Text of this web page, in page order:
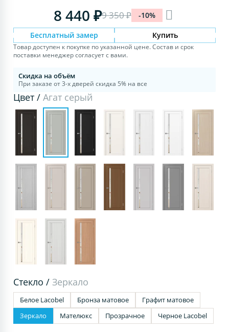
8 440 ₽9 350 ₽ -10%
Бесплатный замер Купить
Товар доступен к покупке по указанной цене. Состав и срок
поставки менеджер согласует с вами.
Скидка на объём
При заказе от 3-х дверей скидка 5% на все
Цвет /Агат серый
Стекло /Зеркало
Белое Lacobel Бронза матовое
Графит матовое
Зеркало
Мателюкс Прозрачное Черное Lacobel